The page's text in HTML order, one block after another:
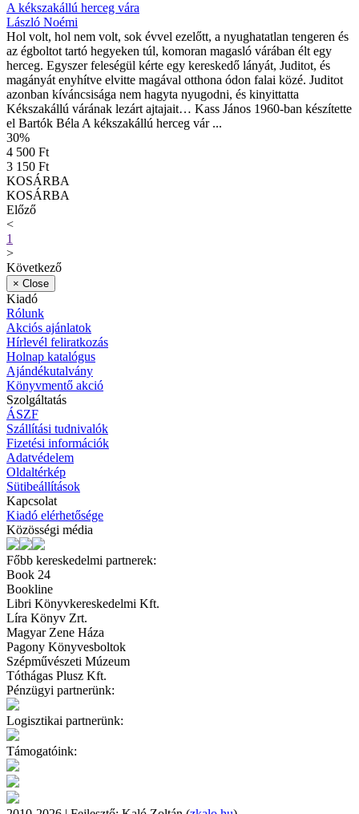
A kékszakállú herceg vára
László Noémi
Hol volt, hol nem volt, sok évvel ezelőtt, a nyughatatlan tengeren és
az égboltot tartó hegyeken túl, komoran magasló várában élt egy
herceg. Egyszer feleségül kérte egy kereskedő lányát, Juditot, és
magányát enyhítve elvitte magával otthona ódon falai közé. Juditot
azonban kíváncsisága nem hagyta nyugodni, és kinyittatta
Kékszakállú várának lezárt ajtajait… Kass János 1960-ban készítette
el Bartók Béla A kékszakállú herceg vár ...
30%
4 500 Ft
3 150 Ft
KOSÁRBA
KOSÁRBA
Előző
<
1
>
Következő
× Close
Kiadó
Rólunk
Akciós ajánlatok
Hírlevél feliratkozás
Holnap katalógus
Ajándékutalvány
Könyvmentő akció
Szolgáltatás
ÁSZF
Szállítási tudnivalók
Fizetési információk
Adatvédelem
Oldaltérkép
Sütibeállítások
Kapcsolat
Kiadó elérhetősége
Közösségi média
Főbb kereskedelmi partnerek:
Book 24
Bookline
Libri Könyvkereskedelmi Kft.
Líra Könyv Zrt.
Magyar Zene Háza
Pagony Könyvesboltok
Szépművészeti Múzeum
Tóthágas Plusz Kft.
Pénzügyi partnerünk:
Logisztikai partnerünk:
Támogatóink: